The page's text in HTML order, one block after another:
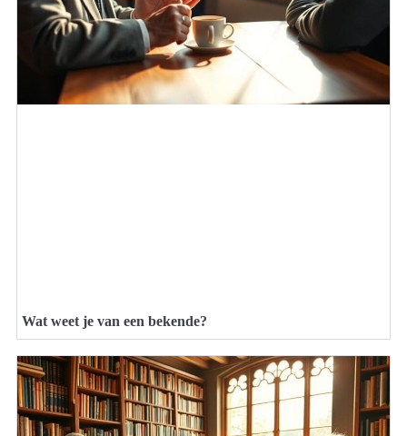
Wat weet je van een bekende?